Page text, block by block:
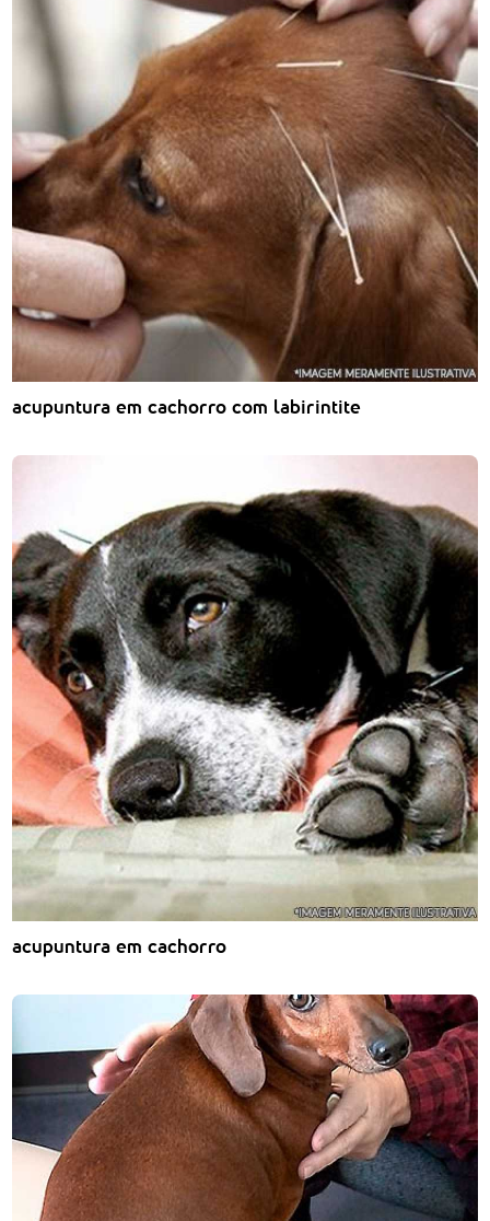
acupuntura em cachorro com labirintite
acupuntura em cachorro